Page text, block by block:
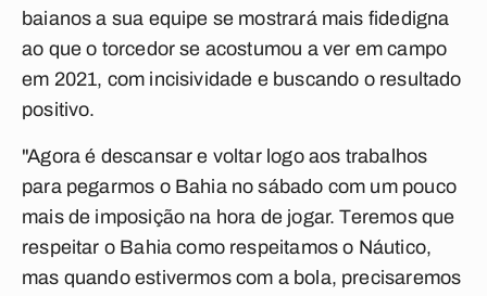
baianos a sua equipe se mostrará mais fidedigna
ao que o torcedor se acostumou a ver em campo
em 2021, com incisividade e buscando o resultado
positivo.
"Agora é descansar e voltar logo aos trabalhos
para pegarmos o Bahia no sábado com um pouco
mais de imposição na hora de jogar. Teremos que
respeitar o Bahia como respeitamos o Náutico,
mas quando estivermos com a bola, precisaremos